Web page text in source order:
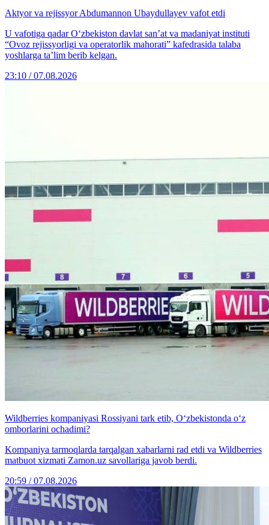
Aktyor va rejissyor Abdumannon Ubaydullayev vafot etdi
U vafotiga qadar O‘zbekiston davlat san’at va madaniyat instituti
“Ovoz rejissyorligi va operatorlik mahorati” kafedrasida talaba
yoshlarga ta’lim berib kelgan.
23:10 / 07.08.2026
Wildberries kompaniyasi Rossiyani tark etib, O‘zbekistonda o‘z
omborlarini ochadimi?
Kompaniya tarmoqlarda tarqalgan xabarlarni rad etdi va Wildberries
matbuot xizmati Zamon.uz savollariga javob berdi.
20:59 / 07.08.2026